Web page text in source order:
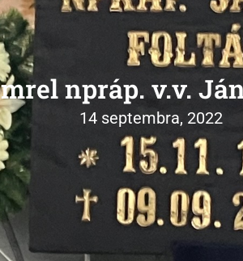
npráp. v.v.
14 septembra, 2022